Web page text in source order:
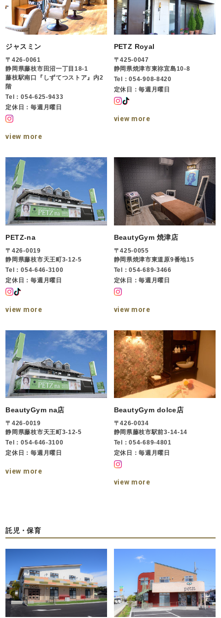
ジャスミン
〒426-0061
静岡県藤枝市田沼一丁目18-1
藤枝駅南口『しずてつストア』内2
階
Tel：054-625-9433
定休日：毎週月曜日
view more
PETZ Royal
〒425-0047
静岡県焼津市東祢宜島10-8
Tel：054-908-8420
定休日：毎週月曜日
view more
PETZ-na
〒426-0019
静岡県藤枝市天王町3-12-5
Tel：054-646-3100
定休日：毎週月曜日
view more
BeautyGym 焼津店
〒425-0055
静岡県焼津市東道原9番地15
Tel：054-689-3466
定休日：毎週月曜日
view more
BeautyGym na店
〒426-0019
静岡県藤枝市天王町3-12-5
Tel：054-646-3100
定休日：毎週月曜日
view more
BeautyGym dolce店
〒426-0034
静岡県藤枝市駅前3-14-14
Tel：054-689-4801
定休日：毎週月曜日
view more
託児・保育